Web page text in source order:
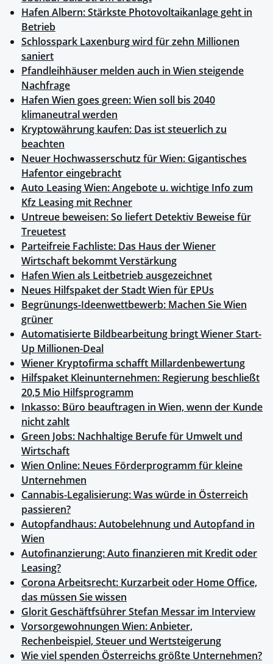
Hafen Albern: Stärkste Photovoltaikanlage geht in
Betrieb
Schlosspark Laxenburg wird für zehn Millionen
saniert
Pfandleihhäuser melden auch in Wien steigende
Nachfrage
Hafen Wien goes green: Wien soll bis 2040
klimaneutral werden
Kryptowährung kaufen: Das ist steuerlich zu
beachten
Neuer Hochwasserschutz für Wien: Gigantisches
Hafentor eingebracht
Auto Leasing Wien: Angebote u. wichtige Info zum
Kfz Leasing mit Rechner
Untreue beweisen: So liefert Detektiv Beweise für
Treuetest
Parteifreie Fachliste: Das Haus der Wiener
Wirtschaft bekommt Verstärkung
Hafen Wien als Leitbetrieb ausgezeichnet
Neues Hilfspaket der Stadt Wien für EPUs
Begrünungs-Ideenwettbewerb: Machen Sie Wien
grüner
Automatisierte Bildbearbeitung bringt Wiener Start-
Up Millionen-Deal
Wiener Kryptofirma schafft Millardenbewertung
Hilfspaket Kleinunternehmen: Regierung beschließt
20,5 Mio Hilfsprogramm
Inkasso: Büro beauftragen in Wien, wenn der Kunde
nicht zahlt
Green Jobs: Nachhaltige Berufe für Umwelt und
Wirtschaft
Wien Online: Neues Förderprogramm für kleine
Unternehmen
Cannabis-Legalisierung: Was würde in Österreich
passieren?
Autopfandhaus: Autobelehnung und Autopfand in
Wien
Autofinanzierung: Auto finanzieren mit Kredit oder
Leasing?
Corona Arbeitsrecht: Kurzarbeit oder Home Office,
das müssen Sie wissen
Glorit Geschäftfsührer Stefan Messar im Interview
Vorsorgewohnungen Wien: Anbieter,
Rechenbeispiel, Steuer und Wertsteigerung
Wie viel spenden Österreichs größte Unternehmen?